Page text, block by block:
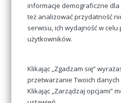
informacje demograficzne
też analizować przydatność
serwisu, ich wydajność w
użytkowników.
Klikając „Zgadzam się”
przetwarzanie Twoich
Klikając „Zarządzaj opcjami”
Pn-Pt:
Sb:
Nd:
Gdzie